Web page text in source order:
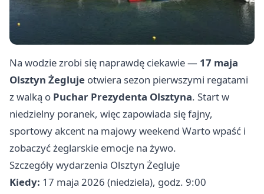
Na wodzie zrobi się naprawdę ciekawie — 17 maja
Olsztyn Żegluje otwiera sezon pierwszymi regatami
z walką o Puchar Prezydenta Olsztyna. Start w
niedzielny poranek, więc zapowiada się fajny,
sportowy akcent na majowy weekend Warto wpaść i
zobaczyć żeglarskie emocje na żywo.
Szczegóły wydarzenia Olsztyn Żegluje
Kiedy: 17 maja 2026 (niedziela), godz. 9:00